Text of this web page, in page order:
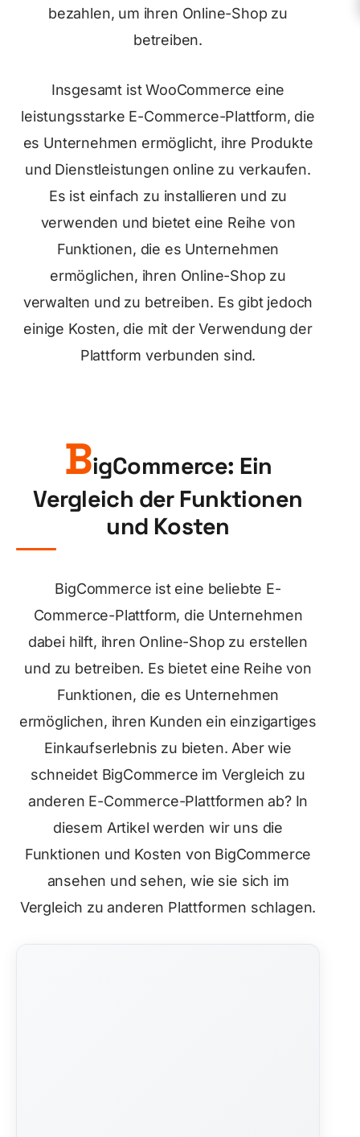
bezahlen, um ihren Online-Shop zu
betreiben.
Insgesamt ist WooCommerce eine
leistungsstarke E-Commerce-Plattform, die
es Unternehmen ermöglicht, ihre Produkte
und Dienstleistungen online zu verkaufen.
Es ist einfach zu installieren und zu
verwenden und bietet eine Reihe von
Funktionen, die es Unternehmen
ermöglichen, ihren Online-Shop zu
verwalten und zu betreiben. Es gibt jedoch
einige Kosten, die mit der Verwendung der
Plattform verbunden sind.
BigCommerce: Ein
Vergleich der Funktionen
und Kosten
BigCommerce ist eine beliebte E-
Commerce-Plattform, die Unternehmen
dabei hilft, ihren Online-Shop zu erstellen
und zu betreiben. Es bietet eine Reihe von
Funktionen, die es Unternehmen
ermöglichen, ihren Kunden ein einzigartiges
Einkaufserlebnis zu bieten. Aber wie
schneidet BigCommerce im Vergleich zu
anderen E-Commerce-Plattformen ab? In
diesem Artikel werden wir uns die
Funktionen und Kosten von BigCommerce
ansehen und sehen, wie sie sich im
Vergleich zu anderen Plattformen schlagen.